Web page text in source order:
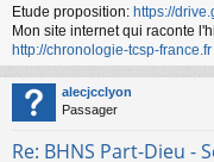
n
o
n
u
Etude proposition: https://
Mon site internet qui raconte
http://chronologie-tcsp-france.fr
alecjcclyon
Passager
Re: BHNS Part-Dieu -